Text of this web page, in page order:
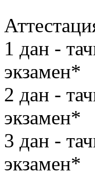
1 дан -
экзамен*
2 дан -
экзамен*
3 дан -
экзамен*